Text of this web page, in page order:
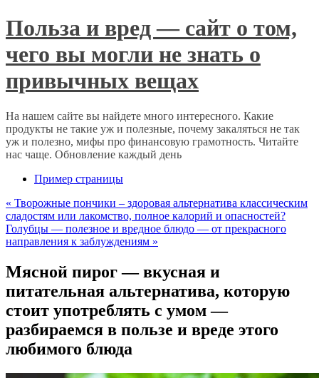
Польза и вред — сайт о том,
чего вы могли не знать о
привычных вещах
На нашем сайте вы найдете много интересного. Какие
продукты не такие уж и полезные, почему закаляться не так
уж и полезно, мифы про финансовую грамотность. Читайте
нас чаще. Обновление каждый день
Пример страницы
« Творожные пончики – здоровая альтернатива классическим
сладостям или лакомство, полное калорий и опасностей?
Голубцы — полезное и вредное блюдо — от прекрасного
направления к заблуждениям »
Мясной пирог — вкусная и
питательная альтернатива, которую
стоит употреблять с умом —
разбираемся в пользе и вреде этого
любимого блюда